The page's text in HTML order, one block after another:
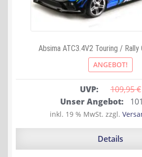
Absima ATC3.4V2 Touring / Rally
ANGEBOT!
UVP: 109,95 €
Ursprünglicher
Preis
war:
Unser Angebot:
inkl. 19 % MwSt. zzgl.
Details